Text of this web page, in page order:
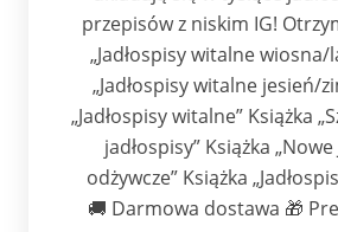
przepisów z niskim IG!
„Jadłospisy witalne wiosna/
„Jadłospisy witalne jesień/
„Jadłospisy witalne” Książka
jadłospisy” Książka „Nowe
odżywcze” Książka
🚚 Darmowa dostawa 🎁